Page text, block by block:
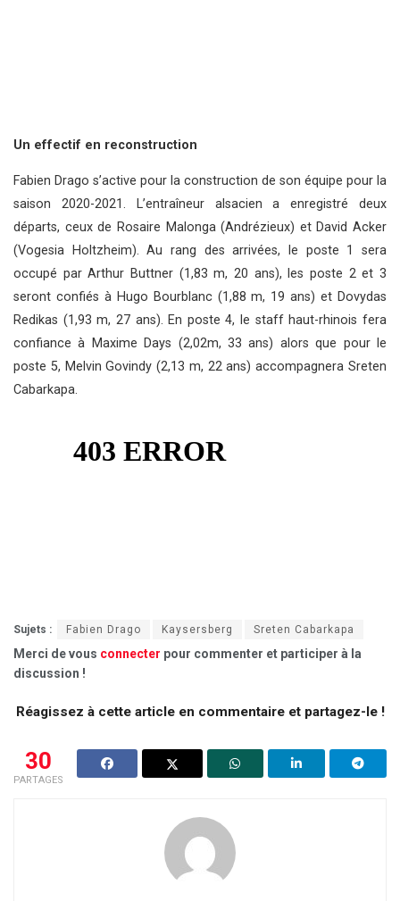
Un effectif en reconstruction
Fabien Drago s’active pour la construction de son équipe pour la
saison 2020-2021. L’entraîneur alsacien a enregistré deux
départs, ceux de Rosaire Malonga (Andrézieux) et David Acker
(Vogesia Holtzheim). Au rang des arrivées, le poste 1 sera
occupé par Arthur Buttner (1,83 m, 20 ans), les poste 2 et 3
seront confiés à Hugo Bourblanc (1,88 m, 19 ans) et Dovydas
Redikas (1,93 m, 27 ans). En poste 4, le staff haut-rhinois fera
confiance à Maxime Days (2,02m, 33 ans) alors que pour le
poste 5, Melvin Govindy (2,13 m, 22 ans) accompagnera Sreten
Cabarkapa.
Sujets : Fabien Drago Kaysersberg Sreten Cabarkapa
Merci de vous connecter pour commenter et participer à la
discussion !
Réagissez à cette article en commentaire et partagez-le !
30
PARTAGES